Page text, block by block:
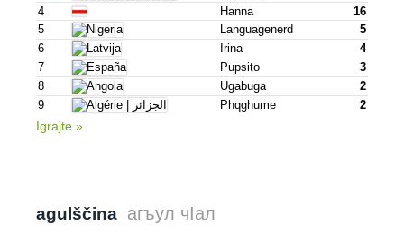
4
Hanna
16
5
Languagenerd
5
6
Irina
4
7
Pupsito
3
8
Ugabuga
2
9
Phqghume 2
Igrajte »
agulščina агъул чIал